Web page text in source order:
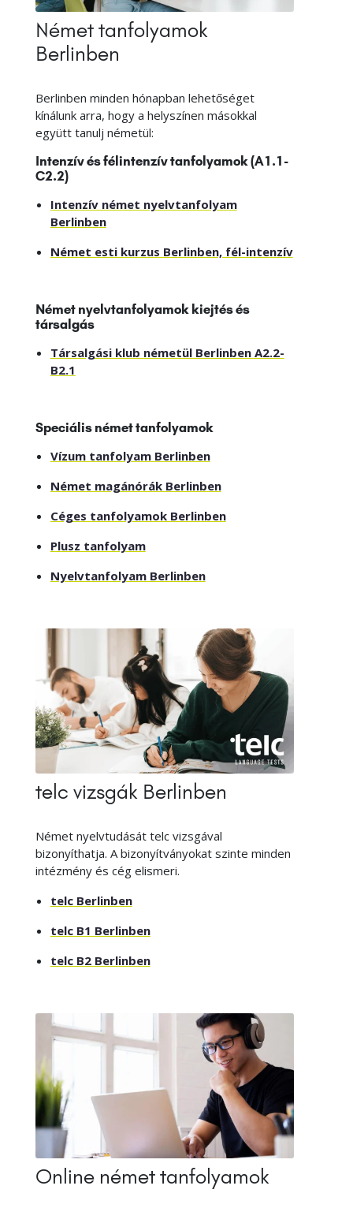
Német tanfolyamok
Berlinben
Berlinben minden hónapban lehetőséget
kínálunk arra, hogy a helyszínen másokkal
együtt tanulj németül:
Intenzív és félintenzív tanfolyamok (A1.1-
C2.2)
Intenzív német nyelvtanfolyam
Berlinben
Német esti kurzus Berlinben, fél-intenzív
Német nyelvtanfolyamok kiejtés és
társalgás
Társalgási klub németül Berlinben A2.2-
B2.1
Speciális német tanfolyamok
Vízum tanfolyam Berlinben
Német magánórák Berlinben
Céges tanfolyamok Berlinben
Plusz tanfolyam
Nyelvtanfolyam Berlinben
telc vizsgák Berlinben
Német nyelvtudását telc vizsgával
bizonyíthatja. A bizonyítványokat szinte minden
intézmény és cég elismeri.
telc Berlinben
telc B1 Berlinben
telc B2 Berlinben
Online német tanfolyamok